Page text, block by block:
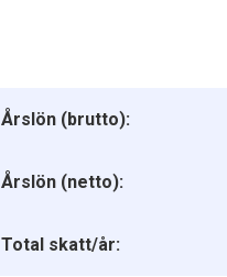
Årslön (brutto):
Årslön (netto):
Total skatt/år: